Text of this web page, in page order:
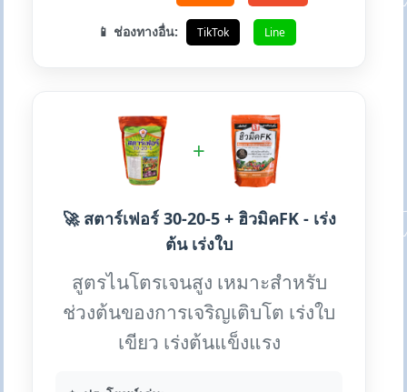
📱 ช่องทางอื่น: TikTok Line
+
🚀 สตาร์เฟอร์ 30-20-5 + ฮิวมิคFK - เร่ง
ต้น เร่งใบ
สูตรไนโตรเจนสูง เหมาะสำหรับ
ช่วงต้นของการเจริญเติบโต เร่งใบ
เขียว เร่งต้นแข็งแรง